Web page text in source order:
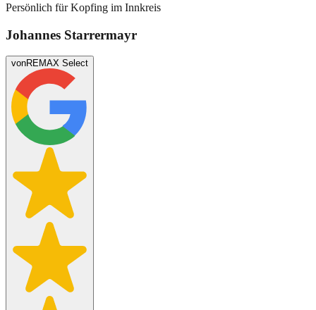
Persönlich fürKopfing im Innkreis
Johannes Starrermayr
vonREMAX Select